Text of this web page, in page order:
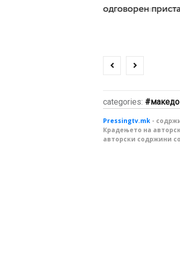
одговорен
categories:
Pressingtv.mk -
Крадењето на
авторски содржини